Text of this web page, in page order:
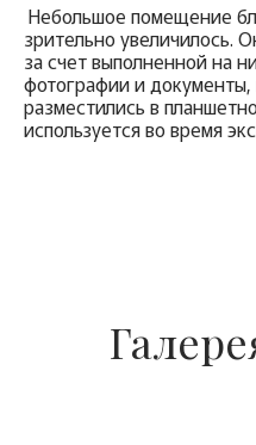
Небольшое помещение
зрительно увеличилось.
за счет выполненной на
фотографии и
разместились в
используется во время